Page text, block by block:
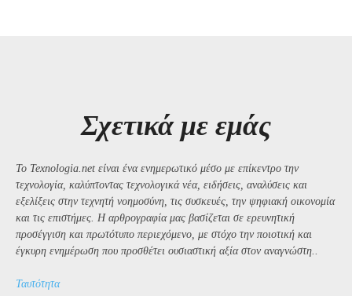
Σχετικά με εμάς
Το Texnologia.net είναι ένα ενημερωτικό μέσο με επίκεντρο την
τεχνολογία, καλύπτοντας τεχνολογικά νέα, ειδήσεις, αναλύσεις και
εξελίξεις στην τεχνητή νοημοσύνη, τις συσκευές, την ψηφιακή οικονομία
και τις επιστήμες. Η αρθρογραφία μας βασίζεται σε ερευνητική
προσέγγιση και πρωτότυπο περιεχόμενο, με στόχο την ποιοτική και
έγκυρη ενημέρωση που προσθέτει ουσιαστική αξία στον αναγνώστη..
Ταυτότητα